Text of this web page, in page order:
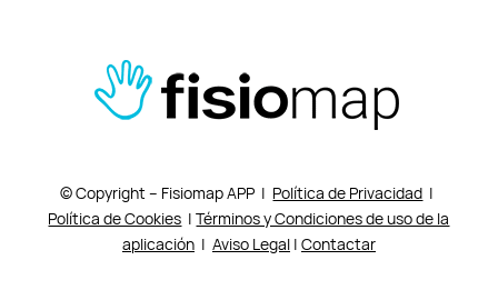
© Copyright – Fisiomap APP | Política de Privacidad |
Política de Cookies |Términos y Condiciones de uso de la
aplicación| Aviso Legal| Contactar